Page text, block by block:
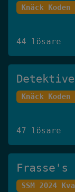
Knäck Koden
44 lösare
Knäck Koden
47 lösare
Frasse's
SSM 2024